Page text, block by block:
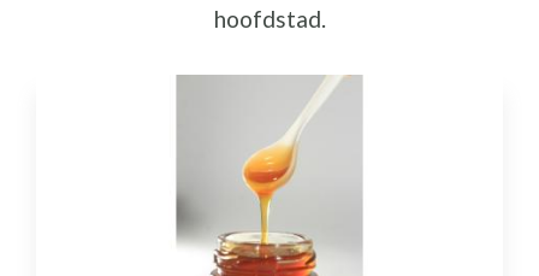
hoofdstad.